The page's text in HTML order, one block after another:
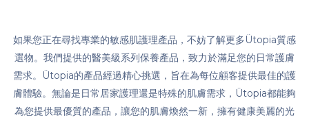
如果您正在尋找專業的敏感肌護理產品，不妨了解更多Ütopia質感
選物。我們提供的醫美級系列保養產品，致力於滿足您的日常護膚
需求。Ütopia的產品經過精心挑選，旨在為每位顧客提供最佳的護
膚體驗。無論是日常居家護理還是特殊的肌膚需求，Ütopia都能夠
為您提供最優質的產品，讓您的肌膚煥然一新，擁有健康美麗的光